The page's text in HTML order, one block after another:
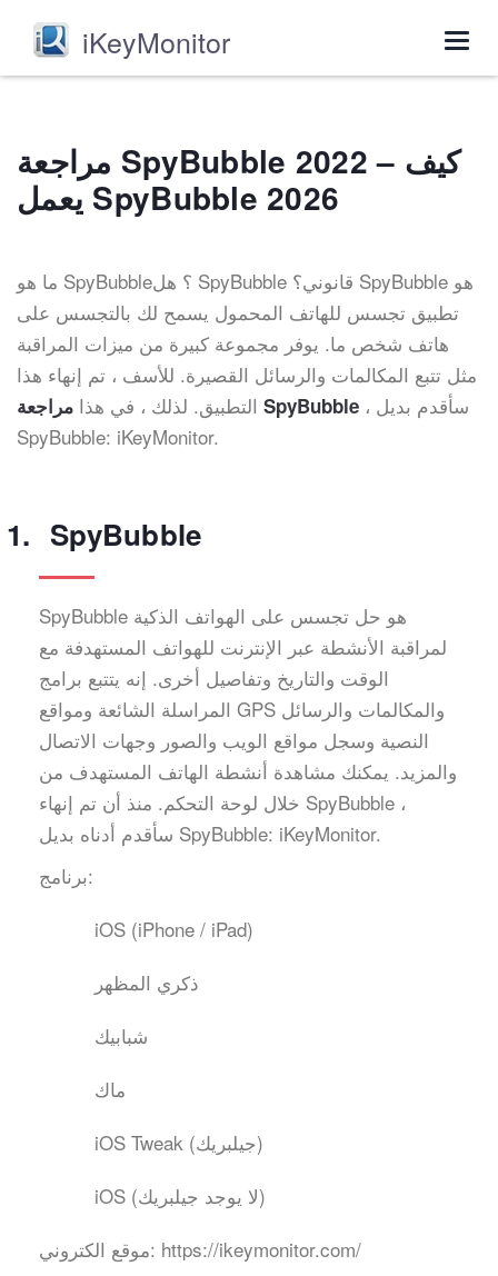
iKeyMonitor
مراجعة SpyBubble 2022 – كيف
يعمل SpyBubble 2026
ما هو SpyBubble؟ هل SpyBubble قانوني؟ SpyBubble هو
تطبيق تجسس للهاتف المحمول يسمح لك بالتجسس على
هاتف شخص ما. يوفر مجموعة كبيرة من ميزات المراقبة
مثل تتبع المكالمات والرسائل القصيرة. للأسف ، تم إنهاء هذا
التطبيق. لذلك ، في هذا مراجعة SpyBubble ، سأقدم بديل
SpyBubble: iKeyMonitor.
SpyBubble
SpyBubble هو حل تجسس على الهواتف الذكية
لمراقبة الأنشطة عبر الإنترنت للهواتف المستهدفة مع
الوقت والتاريخ وتفاصيل أخرى. إنه يتتبع برامج
المراسلة الشائعة ومواقع GPS والمكالمات والرسائل
النصية وسجل مواقع الويب والصور وجهات الاتصال
والمزيد. يمكنك مشاهدة أنشطة الهاتف المستهدف من
خلال لوحة التحكم. منذ أن تم إنهاء SpyBubble ،
سأقدم أدناه بديل SpyBubble: iKeyMonitor.
برنامج:
iOS (iPhone / iPad)
ذكري المظهر
شبابيك
ماك
iOS Tweak (جيلبريك)
iOS (لا يوجد جيلبريك)
موقع الكتروني: https://ikeymonitor.com/